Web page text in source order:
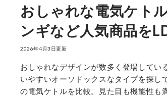
おしゃれな電気ケト
ンギなど人気商品を
2026年4月3日更新
おしゃれなデザインが数多く登場してい
いやすいオーソドックスなタイプを探し
の電気ケトルを比較。見た目も機能性も